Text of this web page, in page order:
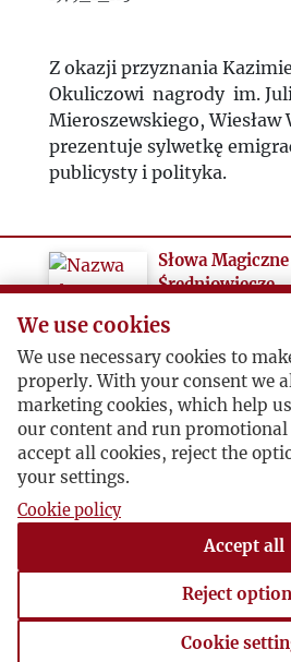
Z okazji przyznania
Okuliczowi nagrody im.
Mieroszewskiego, Wiesław
prezentuje sylwetkę
publicysty i polityka.
Słowa
Średniowiecze
Dziennik Związkowy
28-29/12/1979 (
1979_2_104
Przedruk z grudniowego
(1979).
20
We use cookies
We use necessary cookies to
properly. With your consent we
marketing cookies, which help
our content and run
accept all cookies, reject the
your settings.
Cookie policy
Accept all
Reject
Cookie